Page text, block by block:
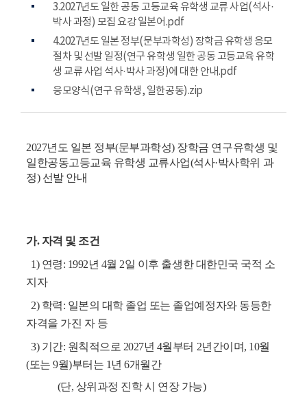
3.2027년도 일한 공동 고등교육 유학생 교류 사업(석사·
박사 과정) 모집 요강 일본어.pdf
4.2027년도 일본 정부(문부과학성) 장학금 유학생 응모
절차 및 선발 일정(연구 유학생 일한 공동 고등교육 유학
생 교류 사업 석사·박사 과정)에 대한 안내.pdf
응모양식(연구 유학생, 일한공동).zip
2027년도 일본 정부(문부과학성) 장학금 연구유학생 및
일한공동고등교육 유학생 교류사업(석사·박사학위 과
정) 선발 안내
가. 자격 및 조건
1) 연령: 1992년 4월 2일 이후 출생한 대한민국 국적 소
지자
2) 학력: 일본의 대학 졸업 또는 졸업예정자와 동등한
자격을 가진 자 등
3) 기간: 원칙적으로 2027년 4월부터 2년간이며, 10월
(또는 9월)부터는 1년 6개월간
(단, 상위과정 진학 시 연장 가능)